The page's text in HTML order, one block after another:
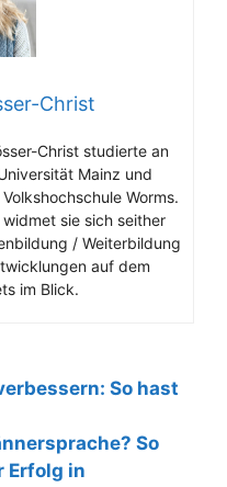
Christ
Christ studierte an
Mainz und
Worms.
sie sich seither
/ Weiterbildung
auf dem
im Blick.
So hast
So
Erfolg in